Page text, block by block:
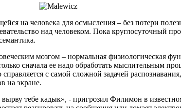
на человека для осмысления – без потери
над человеком. Пока круглосуточный
мозгом – нормальная физиологическая
сначала ее надо обработать мыслительным
с самой сложной задачей
на экране.
тебе кадык», - пригрозил Филимон в